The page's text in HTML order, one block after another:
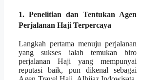
1. Penelitian dan Tentukan Agen
Perjalanan Haji Terpercaya
Langkah pertama menuju perjalanan
yang sukses ialah temukan biro
perjalanan Haji yang mempunyai
reputasi baik, pun dikenal sebagai